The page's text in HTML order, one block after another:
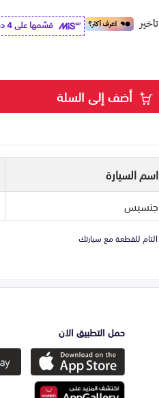
قسّمها على 4 دفعات ابتداء من
أضف إلى السلة
اسم السيارة
جنسيس
حمل التطبيق الان